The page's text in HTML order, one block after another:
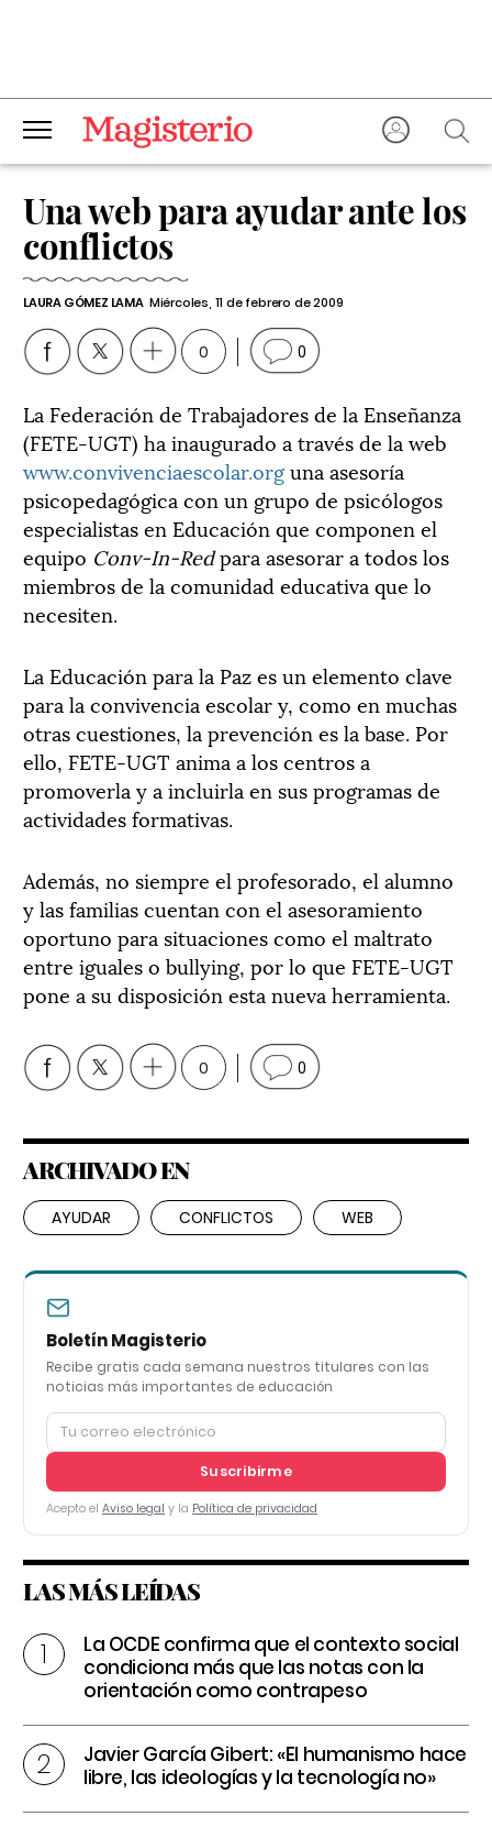
Una web para ayudar ante los
conflictos
LAURA GÓMEZ LAMA Miércoles, 11 de febrero de 2009
0 0
La Federación de Trabajadores de la Enseñanza
(FETE-UGT) ha inaugurado a través de la web
www.convivenciaescolar.orguna asesoría
psicopedagógica con un grupo de psicólogos
especialistas en Educación que componen el
equipo Conv-In-Redpara asesorar a todos los
miembros de la comunidad educativa que lo
necesiten.
La Educación para la Paz es un elemento clave
para la convivencia escolar y, como en muchas
otras cuestiones, la prevención es la base. Por
ello, FETE-UGT anima a los centros a
promoverla y a incluirla en sus programas de
actividades formativas.
Además, no siempre el profesorado, el alumno
y las familias cuentan con el asesoramiento
oportuno para situaciones como el maltrato
entre iguales o bullying, por lo que FETE-UGT
pone a su disposición esta nueva herramienta.
0 0
ARCHIVADO EN
AYUDAR CONFLICTOS WEB
Boletín Magisterio
Recibe gratis cada semana nuestros titulares con las
noticias más importantes de educación
Suscribirme
Acepto el Aviso legal y la Política de privacidad
LAS MÁS LEÍDAS
La OCDE confirma que el contexto social
condiciona más que las notas con la
orientación como contrapeso
Javier García Gibert: «El humanismo hace
libre, las ideologías y la tecnología no»